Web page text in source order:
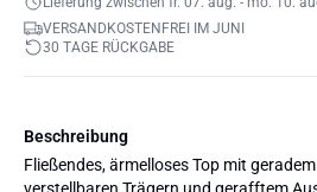
VERSANDKOSTENFREI IM JUNI
30 TAGE RÜCKGABE
Beschreibung
Fließendes, ärmelloses Top mit